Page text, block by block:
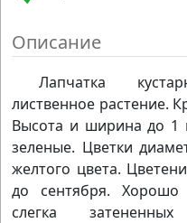
Описание
Лапчатка
лиственное растение.
Высота и ширина до 1
зеленые. Цветки
желтого цвета.
до сентября.
слегка